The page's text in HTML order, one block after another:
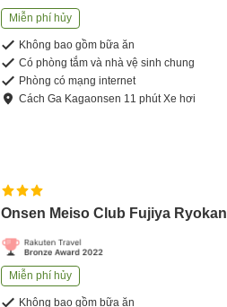
Miễn phí hủy
Không bao gồm bữa ăn
Có phòng tắm và nhà vệ sinh chung
Phòng có mạng internet
CáchGa Kagaonsen 11 phútXe hơi
Onsen Meiso Club Fujiya Ryokan
Miễn phí hủy
Không bao gồm bữa ăn